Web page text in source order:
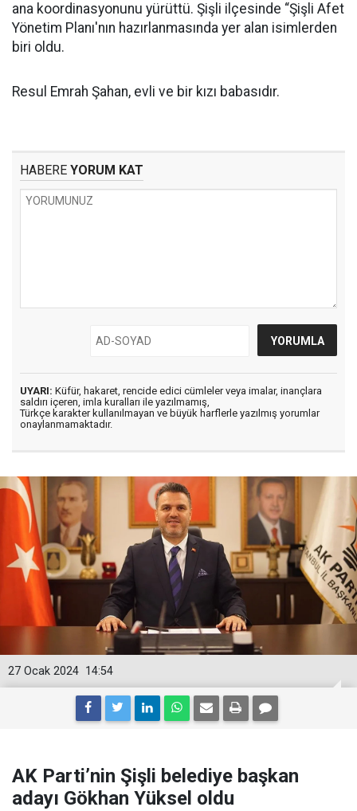
ana koordinasyonunu yürüttü. Şişli ilçesinde “Şişli Afet
Yönetim Planı'nın hazırlanmasında yer alan isimlerden
biri oldu.
Resul Emrah Şahan, evli ve bir kızı babasıdır.
HABERE YORUM KAT
UYARI: Küfür, hakaret, rencide edici cümleler veya imalar, inançlara
saldırı içeren, imla kuralları ile yazılmamış,
Türkçe karakter kullanılmayan ve büyük harflerle yazılmış yorumlar
onaylanmamaktadır.
14:54
27 Ocak 2024
AK Parti’nin Şişli belediye başkan
adayı Gökhan Yüksel oldu